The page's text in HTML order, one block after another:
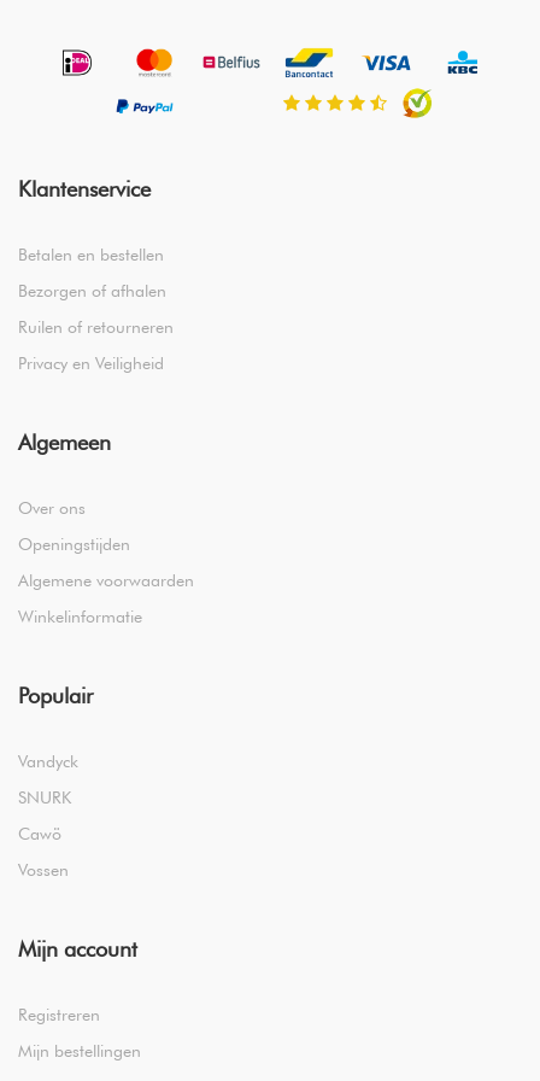
Klantenservice
Betalen en bestellen
Bezorgen of afhalen
Ruilen of retourneren
Privacy en Veiligheid
Algemeen
Over ons
Openingstijden
Algemene voorwaarden
Winkelinformatie
Populair
Vandyck
SNURK
Cawö
Vossen
Mijn account
Registreren
Mijn bestellingen